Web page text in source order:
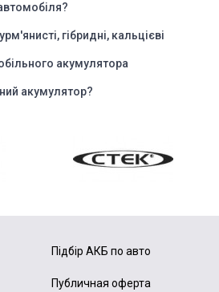
гібридні, кальцієві
акумулятора
акумулятор?
Підбір АКБ по авто
Публичная оферта